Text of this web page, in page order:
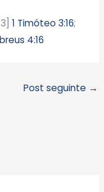
1 Timóteo 3:16;
4:16
Post seguinte →